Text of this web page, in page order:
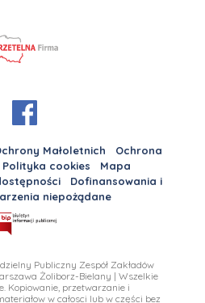
Małoletnich
Ochrona
Polityka cookies
Mapa
Dofinansowania i
niepożądane
Publiczny Zespół Zakładów
Żoliborz-Bielany | Wszelkie
Kopiowanie, przetwarzanie i
w całosci lub w części bez